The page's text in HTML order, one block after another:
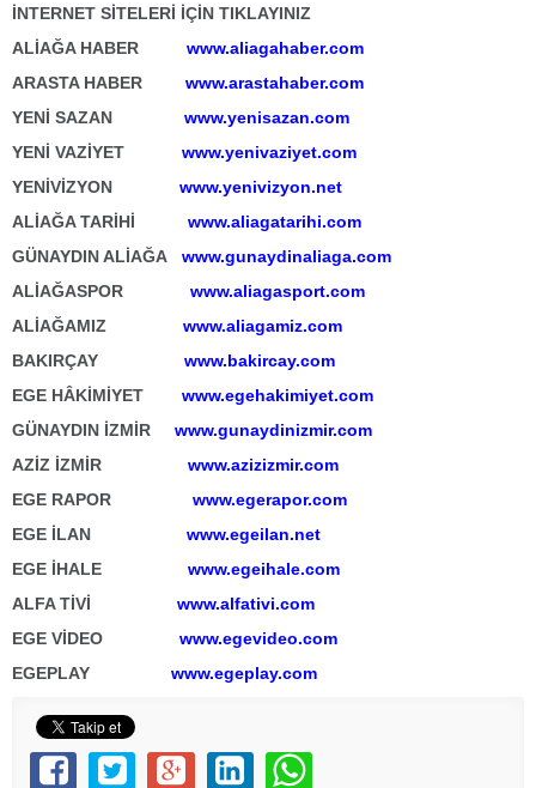
İNTERNET SİTELERİ İÇİN TIKLAYINIZ
ALİAĞA HABER www.aliagahaber.com
ARASTA HABER www.arastahaber.com
YENİ SAZAN www.yenisazan.com
YENİ VAZİYET www.yenivaziyet.com
YENİVİZYON www.yenivizyon.net
ALİAĞA TARİHİ www.aliagatarihi.com
GÜNAYDIN ALİAĞA
www.gunaydinaliaga.com
ALİAĞASPOR www.aliagasport.com
ALİAĞAMIZ www.aliagamiz.com
BAKIRÇAY www.bakircay.com
EGE HÂKİMİYET www.egehakimiyet.com
GÜNAYDIN İZMİR www.gunaydinizmir.com
AZİZ İZMİR www.azizizmir.com
EGE RAPOR www.egerapor.com
EGE İLAN www.egeilan.net
EGE İHALE www.egeihale.com
ALFA TİVİ www.alfativi.com
EGE VİDEO www.egevideo.com
EGEPLAY www.egeplay.com